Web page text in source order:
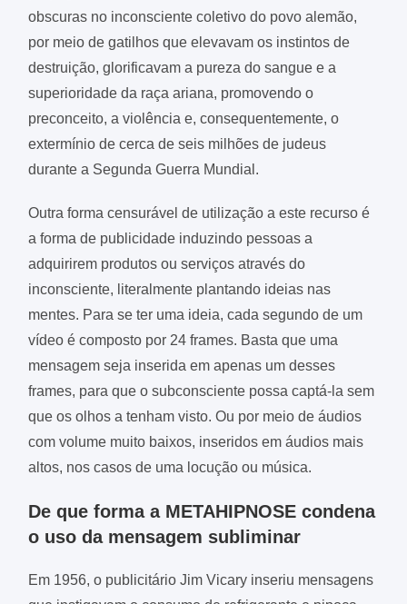
obscuras no inconsciente coletivo do povo alemão,
por meio de gatilhos que elevavam os instintos de
destruição, glorificavam a pureza do sangue e a
superioridade da raça ariana, promovendo o
preconceito, a violência e, consequentemente, o
extermínio de cerca de seis milhões de judeus
durante a Segunda Guerra Mundial.
Outra forma censurável de utilização a este recurso é
a forma de publicidade induzindo pessoas a
adquirirem produtos ou serviços através do
inconsciente, literalmente plantando ideias nas
mentes. Para se ter uma ideia, cada segundo de um
vídeo é composto por 24 frames. Basta que uma
mensagem seja inserida em apenas um desses
frames, para que o subconsciente possa captá-la sem
que os olhos a tenham visto. Ou por meio de áudios
com volume muito baixos, inseridos em áudios mais
altos, nos casos de uma locução ou música.
De que forma a METAHIPNOSE condena
o uso da mensagem subliminar
Em 1956, o publicitário Jim Vicary inseriu mensagens